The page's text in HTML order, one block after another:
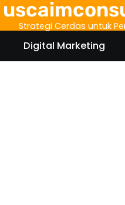
Strategi Cerdas untuk
Digital Marketing